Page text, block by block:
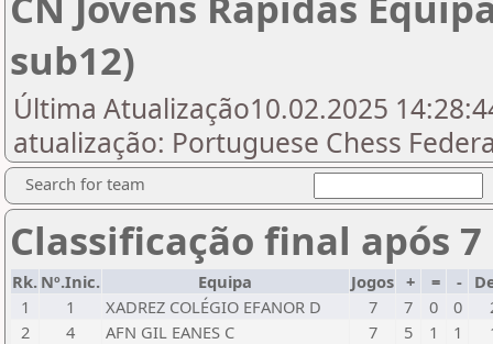
sub12)
Última Atualização10.02.2025
atualização: Portuguese Chess
Search for team
Classificação final após
Rk. Nº.Inic. Equipa Jogos + = -
1
1 XADREZ COLÉGIO EFANOR D 7 7 0 0
2
4 AFN GIL EANES C 7 5 1 1